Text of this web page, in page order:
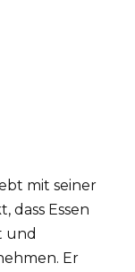
mit seiner
dass Essen
und
Er